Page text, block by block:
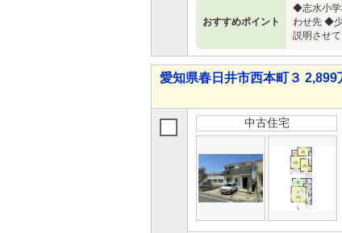
おすすめポイント
◆志水小
わせ先 ◆
説明させ
愛知県春日井市西本町３ 2,899
中古住宅